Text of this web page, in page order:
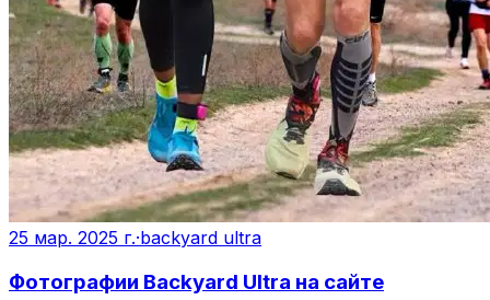
25 мар. 2025 г.·backyard ultra
Фотографии Backyard Ultra на сайте